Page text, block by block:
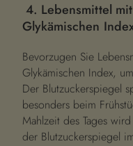
4. Lebensmittel
Glykämischen
Bevorzugen Sie
Glykämischen Index,
Der Blutzuckerspiegel
besonders beim
Mahlzeit des Tages
der Blutzuckerspiegel